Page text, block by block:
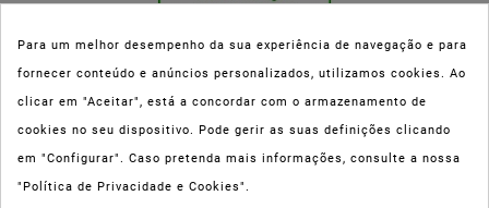
Esta parafarmácia (Farmaoli) encontra-se autorizada pelo INFARMED
(registo nº 00078/2020) para a dispensa de Medicamentos Não
Sujeitos a Receita Médica (MNSRM) e produtos de saúde e bem-estar
ao domicílio e através da internet. Os Medicamentos Não Sujeitos a
Para um melhor desempenho da sua experiência de navegação e para
fornecer conteúdo e anúncios personalizados, utilizamos cookies. Ao
clicar em "Aceitar", está a concordar com o armazenamento de
cookies no seu dispositivo. Pode gerir as suas definições clicando
em "Configurar". Caso pretenda mais informações, consulte a nossa
"Política de Privacidade e Cookies".